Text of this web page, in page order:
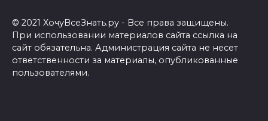
© 2021 ХочуВсеЗнать.ру - Все права защищены.
При использовании материалов сайта ссылка на
сайт обязательна. Администрация сайта не несет
ответственности за материалы, опубликованные
пользователями.